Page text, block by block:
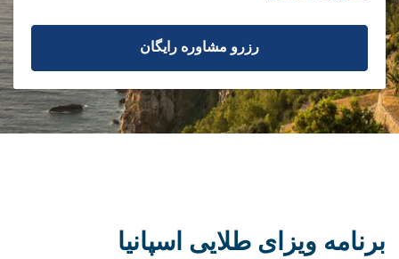
رزرو مشاوره رایگان
برنامه ویزای طلایی اسپانیا